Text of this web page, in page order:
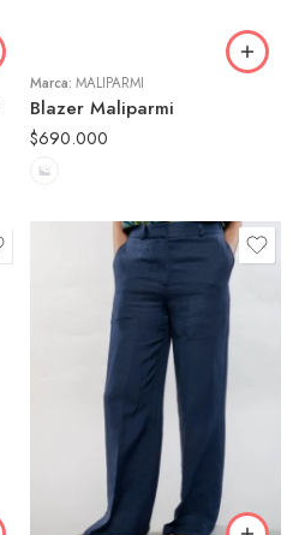
Marca: MALIPARMI
Blazer Maliparmi
$690.000